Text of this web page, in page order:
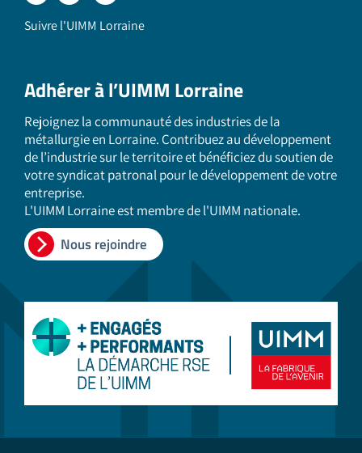
Suivre l'UIMM Lorraine
Adhérer à l’UIMM Lorraine
Rejoignez la communauté des industries de la
métallurgie en Lorraine. Contribuez au développement
de l’industrie sur le territoire et bénéficiez du soutien de
votre syndicat patronal pour le développement de votre
entreprise.
L'UIMM Lorraine est membre de l'UIMM nationale.
Nous rejoindre